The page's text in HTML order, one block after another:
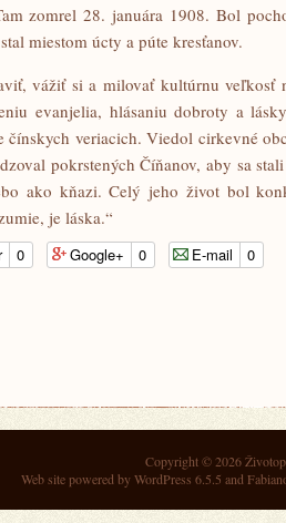
zomrel 28. januára 1908. Bol
miestom úcty a púte kresťanov.
vážiť si a milovať kultúrnu veľkosť
evanjelia, hlásaniu dobroty a
čínskych veriacich. Viedol cirkevné
pokrstených Číňanov, aby sa
ako kňazi. Celý jeho život bol
je láska.“
0 Google+ 0 E-mail 0
Copyright © 2026
Web site powered byWordPress 6.5.5 and